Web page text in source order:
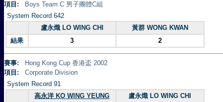
項目:
Boys Team C 男子團體C組
System Record 642
盧永熾 LO WING CHI
黃群 WONG KWAN
結果
3 2
賽事:
Hong Kong Cup 香港盃 2002
項目:
Corporate Division
System Record 91
高永洋 KO WING YEUNG
盧永熾 LO WING CHI